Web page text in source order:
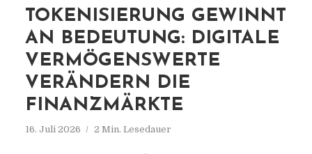
TOKENISIERUNG GEWINNT
AN BEDEUTUNG: DIGITALE
VERMÖGENSWERTE
VERÄNDERN DIE
FINANZMÄRKTE
16. Juli 2026 2 Min. Lesedauer